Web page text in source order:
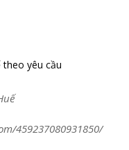
yêu cầu
459237080931850/